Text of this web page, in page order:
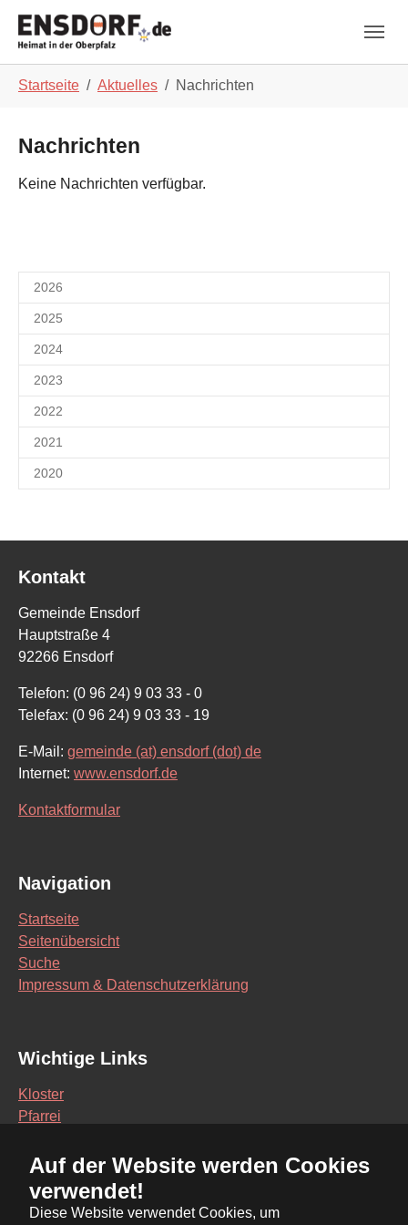
Auf der Website werden Cookies
verwendet!
Diese Website verwendet Cookies, um
Startseite Aktuelles Nachrichten
Nachrichten
Keine Nachrichten verfügbar.
2026
2025
2024
2023
2022
2021
2020
Kontakt
Gemeinde Ensdorf
Hauptstraße 4
92266 Ensdorf
Telefon: (0 96 24) 9 03 33 - 0
Telefax: (0 96 24) 9 03 33 - 19
E-Mail: gemeinde (at) ensdorf (dot) de
Internet: www.ensdorf.de
Kontaktformular
Navigation
Startseite
Seitenübersicht
Suche
Impressum & Datenschutzerklärung
Wichtige Links
Kloster
Pfarrei
Vereine
Interaktive Karte